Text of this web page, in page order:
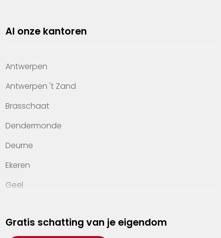
Property management
Kennis van wonen
Kantoren
Veelgestelde vragen
Werken bij Heylen Vastgoed
Contact
Al onze kantoren
Antwerpen
Antwerpen 't Zand
Brasschaat
Dendermonde
Deurne
Ekeren
Geel
Hasselt
Gratis schatting van je eigendom